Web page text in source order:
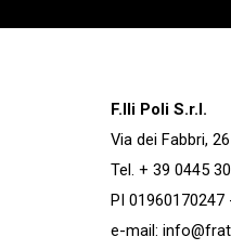
F.lli Poli S.r.l.
Via dei Fabbri,
Tel. + 39 0445
PI 01960170247
e-mail: